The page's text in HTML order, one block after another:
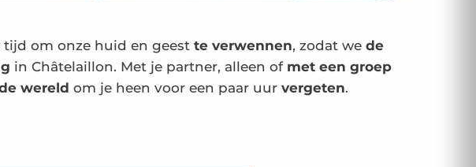
tijd om onze huid en geest te verwennen, zodat we de
in Châtelaillon. Met je partner, alleen of met een groep
wereld om je heen voor een paar uur vergeten.